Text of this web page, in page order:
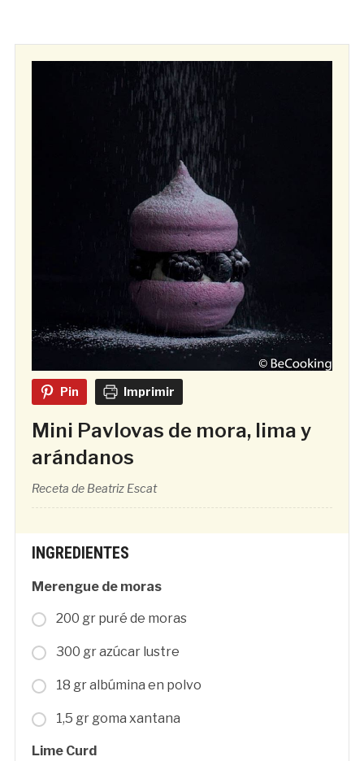
Pin Imprimir
Mini Pavlovas de mora, lima y
arándanos
Receta de Beatriz Escat
INGREDIENTES
Merengue de moras
200 gr puré de moras
300 gr azúcar lustre
18 gr albúmina en polvo
1,5 gr goma xantana
Lime Curd